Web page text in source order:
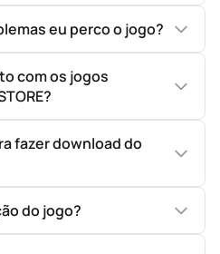
eu perco o jogo?
com os jogos
fazer download do
do jogo?